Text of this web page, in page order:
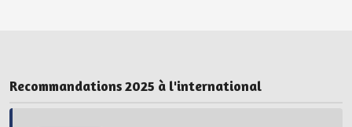
Recommandations 2025 à l'international